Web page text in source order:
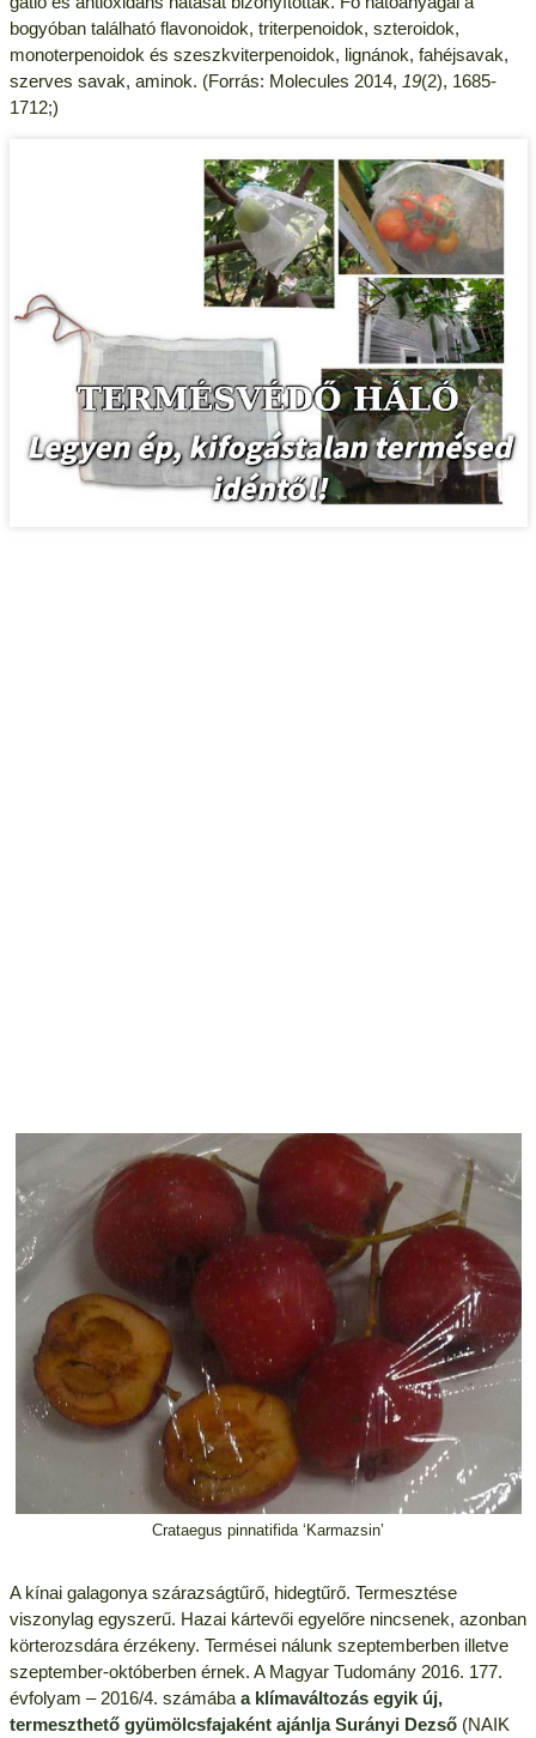
bogyóban található flavonoidok, triterpenoidok, szteroidok,
monoterpenoidok és szeszkviterpenoidok, lignánok, fahéjsavak,
szerves savak, aminok. (Forrás: Molecules 2014, 19(2), 1685-
1712;)
Crataegus pinnatifida ‘Karmazsin’
A kínai galagonya szárazságtűrő, hidegtűrő. Termesztése
viszonylag egyszerű. Hazai kártevői egyelőre nincsenek, azonban
körterozsdára érzékeny. Termései nálunk szeptemberben illetve
szeptember-októberben érnek. A Magyar Tudomány 2016. 177.
évfolyam – 2016/4. számába a klímaváltozás egyik új,
termeszthető gyümölcsfajaként ajánlja Surányi Dezső(NAIK